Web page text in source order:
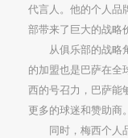
代言人。他的个人品
部带来了巨大的战略
从俱乐部的战略
的加盟也是巴萨在全
西的号召力，巴萨能
更多的球迷和赞助商。
同时，梅西个人